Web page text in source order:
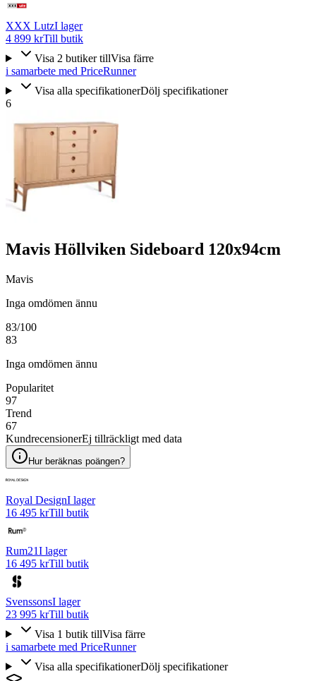
XXX LutzI lager
4 899 krTill butik
Visa 2 butiker tillVisa färre
i samarbete med PriceRunner
Visa alla specifikationerDölj specifikationer
6
Mavis Höllviken Sideboard 120x94cm
Mavis
Inga omdömen ännu
83/100
83
Inga omdömen ännu
Popularitet
97
Trend
67
KundrecensionerEj tillräckligt med data
Hur beräknas poängen?
Royal DesignI lager
16 495 krTill butik
Rum21I lager
16 495 krTill butik
SvenssonsI lager
23 995 krTill butik
Visa 1 butik tillVisa färre
i samarbete med PriceRunner
Visa alla specifikationerDölj specifikationer